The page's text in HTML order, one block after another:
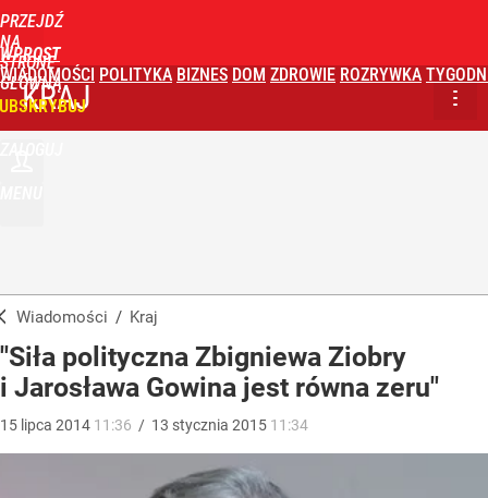
PRZEJDŹ
NA
STRONĘ
GŁÓWNĄ
WPROST
WIADOMOŚCI POLITYKA BIZNES DOM ZDROWIE ROZRYWKA
KRAJ
Wiadomości / Kraj
"Siła polityczna Zbigniewa Ziobry
i Jarosława Gowina jest równa zeru"
15 lipca 2014 11:36 / 13 stycznia 2015 11:34